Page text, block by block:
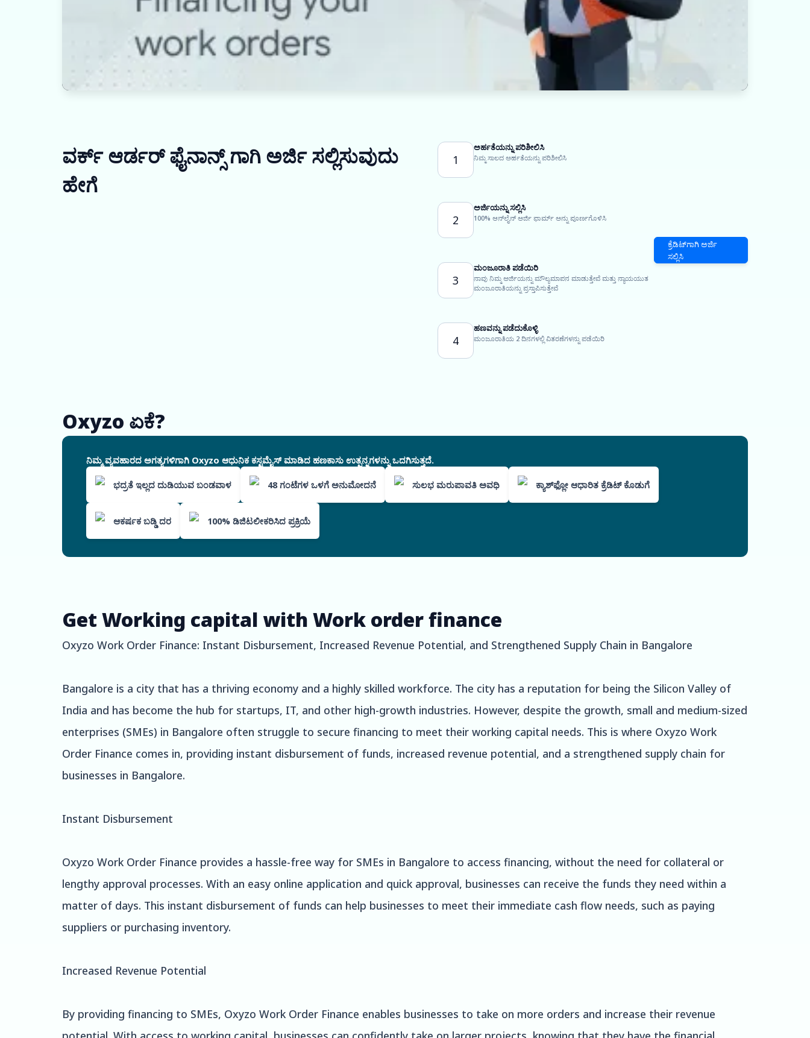
ವರ್ಕ್ ಆರ್ಡರ್ ಫೈನಾನ್ಸ್ ಗಾಗಿ ಅರ್ಜಿ ಸಲ್ಲಿಸುವುದು
ಹೇಗೆ
1
ಅರ್ಹತೆಯನ್ನು ಪರಿಶೀಲಿಸಿ
ನಿಮ್ಮ ಸಾಲದ ಅರ್ಹತೆಯನ್ನು ಪರಿಶೀಲಿಸಿ
2
ಅರ್ಜಿಯನ್ನು ಸಲ್ಲಿಸಿ
100% ಆನ್‌ಲೈನ್ ಅರ್ಜಿ ಫಾರ್ಮ್ ಅನ್ನು ಪೂರ್ಣಗೊಳಿಸಿ
3
ಮಂಜೂರಾತಿ ಪಡೆಯಿರಿ
ನಾವು ನಿಮ್ಮ ಅರ್ಜಿಯನ್ನು ಮೌಲ್ಯಮಾಪನ ಮಾಡುತ್ತೇವೆ ಮತ್ತು ನ್ಯಾಯಯುತ
ಮಂಜೂರಾತಿಯನ್ನು ಪ್ರಸ್ತಾಪಿಸುತ್ತೇವೆ
4
ಹಣವನ್ನು ಪಡೆದುಕೊಳ್ಳಿ
ಮಂಜೂರಾತಿಯ 2 ದಿನಗಳಲ್ಲಿ ವಿತರಣೆಗಳನ್ನು ಪಡೆಯಿರಿ
ಕ್ರೆಡಿಟ್‌ಗಾಗಿ ಅರ್ಜಿ
ಸಲ್ಲಿಸಿ
Oxyzo ಏಕೆ?
ನಿಮ್ಮ ವ್ಯವಹಾರದ ಅಗತ್ಯಗಳಿಗಾಗಿ Oxyzo ಆಧುನಿಕ ಕಸ್ಟಮೈಸ್ ಮಾಡಿದ ಹಣಕಾಸು ಉತ್ಪನ್ನಗಳನ್ನು ಒದಗಿಸುತ್ತದೆ.
ಭದ್ರತೆ ಇಲ್ಲದ ದುಡಿಯುವ ಬಂಡವಾಳ 48 ಗಂಟೆಗಳ ಒಳಗೆ ಅನುಮೋದನೆ ಸುಲಭ ಮರುಪಾವತಿ ಅವಧಿ ಕ್ಯಾಶ್‌ಫ್ಲೋ ಆಧಾರಿತ ಕ್ರೆಡಿಟ್ ಕೊಡುಗೆ
ಆಕರ್ಷಕ ಬಡ್ಡಿ ದರ 100% ಡಿಜಿಟಲೀಕರಿಸಿದ ಪ್ರಕ್ರಿಯೆ
Get Working capital with Work order finance
Oxyzo Work Order Finance: Instant Disbursement, Increased Revenue Potential, and Strengthened Supply Chain in Bangalore
Bangalore is a city that has a thriving economy and a highly skilled workforce. The city has a reputation for being the Silicon Valley of
India and has become the hub for startups, IT, and other high-growth industries. However, despite the growth, small and medium-sized
enterprises (SMEs) in Bangalore often struggle to secure financing to meet their working capital needs. This is where Oxyzo Work
Order Finance comes in, providing instant disbursement of funds, increased revenue potential, and a strengthened supply chain for
businesses in Bangalore.
Instant Disbursement
Oxyzo Work Order Finance provides a hassle-free way for SMEs in Bangalore to access financing, without the need for collateral or
lengthy approval processes. With an easy online application and quick approval, businesses can receive the funds they need within a
matter of days. This instant disbursement of funds can help businesses to meet their immediate cash flow needs, such as paying
suppliers or purchasing inventory.
Increased Revenue Potential
By providing financing to SMEs, Oxyzo Work Order Finance enables businesses to take on more orders and increase their revenue